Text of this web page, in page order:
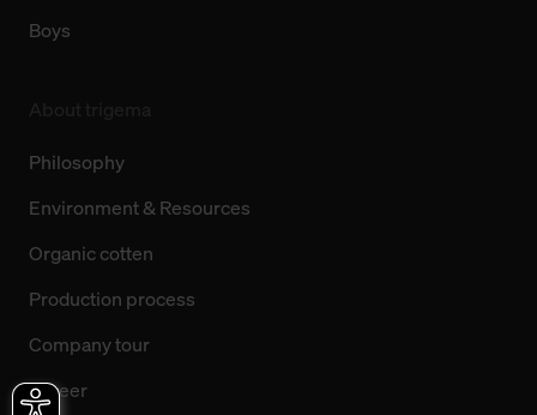
Boys
Philosophy
Environment & Resources
Organic cotten
Production process
Company tour
Career